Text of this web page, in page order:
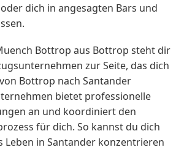
dich in angesagten Bars und
Bottrop aus Bottrop steht dir
zur Seite, das dich
Bottrop nach Santander
bietet professionelle
an und koordiniert den
für dich. So kannst du dich
Leben in Santander konzentrieren